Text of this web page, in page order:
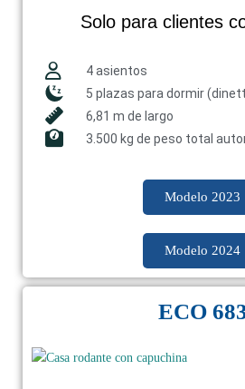
Solo para clientes
4 asientos
5 plazas para dormir
6,81 m de largo
3.500 kg de peso total
Modelo 2023
Modelo 2024
ECO